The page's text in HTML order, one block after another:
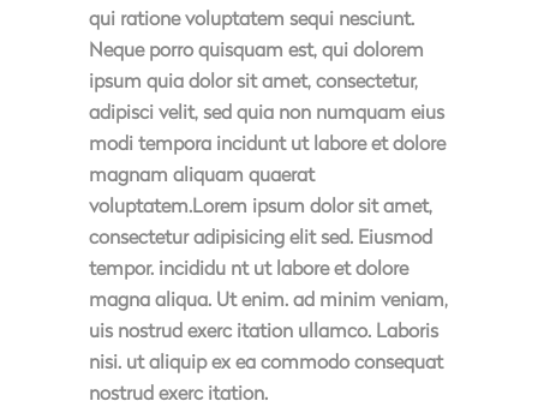
qui ratione voluptatem sequi nesciunt.
Neque porro quisquam est, qui dolorem
ipsum quia dolor sit amet, consectetur,
adipisci velit, sed quia non numquam eius
modi tempora incidunt ut labore et dolore
magnam aliquam quaerat
voluptatem.Lorem ipsum dolor sit amet,
consectetur adipisicing elit sed. Eiusmod
tempor. incididu nt ut labore et dolore
magna aliqua. Ut enim. ad minim veniam,
uis nostrud exerc itation ullamco. Laboris
nisi. ut aliquip ex ea commodo consequat
nostrud exerc itation.